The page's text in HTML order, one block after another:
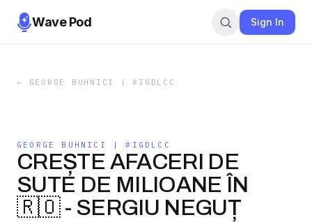
Wave Pod Sign In
← GEORGE BUHNICI | #IGDLCC
GEORGE BUHNICI | #IGDLCC
CREȘTE AFACERI DE
SUTE DE MILIOANE ÎN
🇷🇴 - SERGIU NEGUȚ